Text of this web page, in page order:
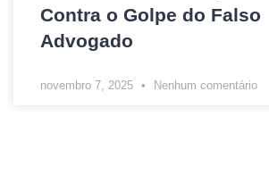
Contra o Golpe do Falso
Advogado
novembro 7, 2025 Nenhum comentário